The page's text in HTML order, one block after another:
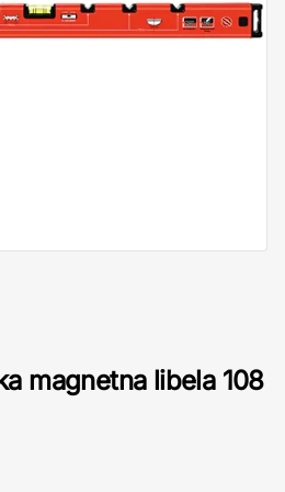
magnetna libela 108